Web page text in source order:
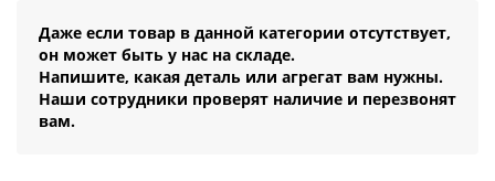
Даже если товар в данной категории отсутствует,
он может быть у нас на складе.
Напишите, какая деталь или агрегат вам нужны.
Наши сотрудники проверят наличие и перезвонят
вам.